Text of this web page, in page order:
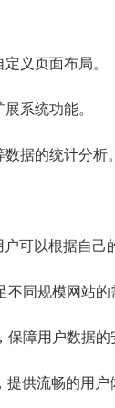
义页面布局。
系统功能。
据的统计分析。
可以根据自己
同规模网站的
障用户数据的
供流畅的用户